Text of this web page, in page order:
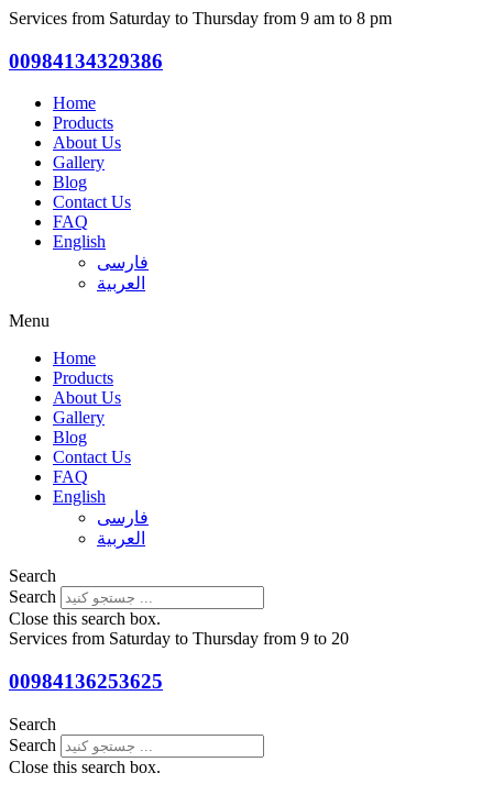
Services from Saturday to Thursday from 9 am to 8 pm
00984134329386
Home
Products
About Us
Gallery
Blog
Contact Us
FAQ
English
فارسی
العربية
Menu
Home
Products
About Us
Gallery
Blog
Contact Us
FAQ
English
فارسی
العربية
Search
Search
Close this search box.
Services from Saturday to Thursday from 9 to 20
00984136253625
Search
Search
Close this search box.